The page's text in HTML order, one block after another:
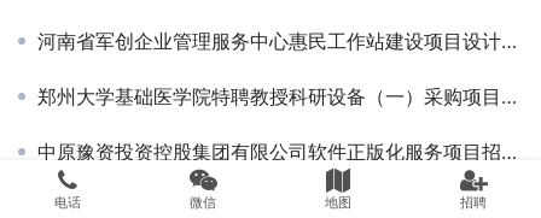
河南省军创企业管理服务中心惠民工作站建设项目设计单位遴选入围项目-招标公告￼
郑州大学基础医学院特聘教授科研设备（一）采购项目-竞争性谈判公告
中原豫资投资控股集团有限公司软件正版化服务项目招标公告￼
电话 微信 地图 招聘